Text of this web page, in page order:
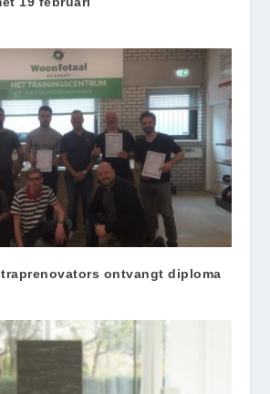
ontvangt diploma